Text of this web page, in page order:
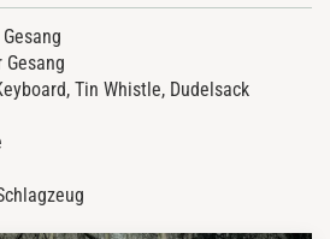
Tin Whistle, Dudelsack